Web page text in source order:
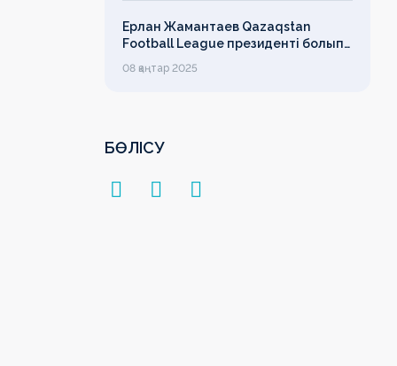
Ерлан Жамантаев Qazaqstan
Football League президенті болып
08 қаңтар 2025
БӨЛІСУ